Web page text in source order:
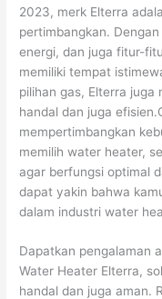
2023, merk Elterra
pertimbangkan.
energi, dan juga fitur-
memiliki tempat
pilihan gas, Elterra
handal dan juga
mempertimbangkan
memilih water heater,
agar berfungsi optimal
dapat yakin bahwa
dalam industri water
Dapatkan pengalaman
Water Heater Elterra,
handal dan juga aman.